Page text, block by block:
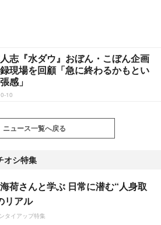
志『水ダウ』おぼん・こぼん企画
現場を回顧「急に終わるかもとい
感」
10
ニュース一覧へ戻る
オシ特集
荷さんと学ぶ 日常に潜む“人身取
リアル
タイアップ特集